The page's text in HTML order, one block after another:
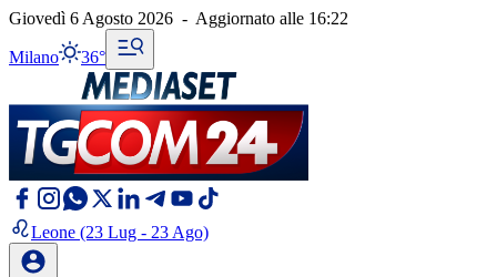
Giovedì 6 Agosto 2026 - Aggiornato alle 16:22
Milano 36°
Leone (23 Lug - 23 Ago)